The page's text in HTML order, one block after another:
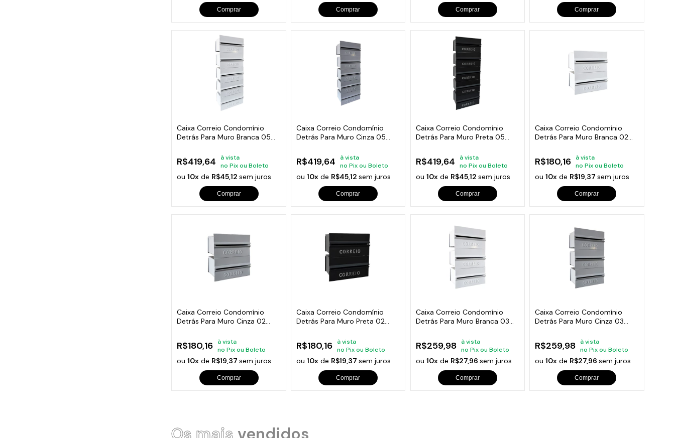
Comprar Comprar Comprar Comprar
Caixa Correio Condomínio
Detrás Para Muro Branca 05
R$419,64
à vista
no Pix ou Boleto
ou10x de R$45,12sem juros
Comprar
Caixa Correio Condomínio
Detrás Para Muro Cinza 05
R$419,64
à vista
no Pix ou Boleto
ou10x de R$45,12sem juros
Comprar
Caixa Correio Condomínio
Detrás Para Muro Preta 05
R$419,64
à vista
no Pix ou Boleto
ou 10xde R$45,12 sem juros
Comprar
Caixa Correio Condomínio
Detrás Para Muro Branca 02
R$180,16
à vista
no Pix ou Boleto
ou10x de R$19,37sem juros
Comprar
Caixa Correio Condomínio
Detrás Para Muro Cinza 02
R$180,16
à vista
no Pix ou Boleto
ou10x de R$19,37sem juros
Comprar
Caixa Correio Condomínio
Detrás Para Muro Preta 02
R$180,16
à vista
no Pix ou Boleto
ou10x de R$19,37sem juros
Comprar
Caixa Correio Condomínio
Detrás Para Muro Branca 03
R$259,98
à vista
no Pix ou Boleto
ou 10xde R$27,96 sem juros
Comprar
Caixa Correio Condomínio
Detrás Para Muro Cinza 03
R$259,98
à vista
no Pix ou Boleto
ou10x de R$27,96sem juros
Comprar